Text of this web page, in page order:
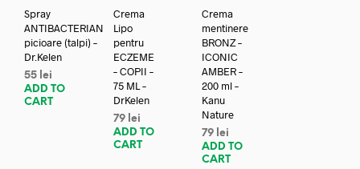
Spray
ANTIBACTERIAN
picioare (talpi) –
Dr.Kelen
55 lei
ADD TO
CART
Crema
Lipo
pentru
ECZEME
– COPII –
75 ML –
DrKelen
79 lei
ADD TO
CART
Crema
mentinere
BRONZ –
ICONIC
AMBER –
200 ml –
Kanu
Nature
79 lei
ADD TO
CART